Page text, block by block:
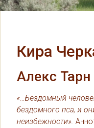
Кира
Алекс
«…Бездомный
бездомного пса, и
неизбежности».